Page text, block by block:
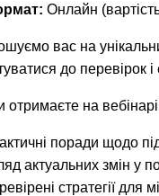
Онлайн
вас на
до перевірок
отримаєте на
поради щодо
актуальних змін у
стратегії для